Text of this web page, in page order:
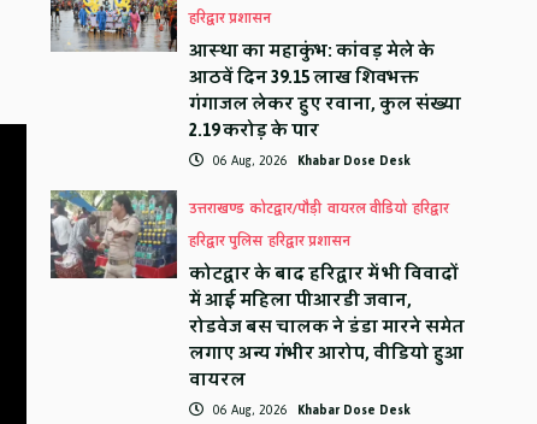
हरिद्वार प्रशासन
आस्था का महाकुंभ: कांवड़ मेले के
आठवें दिन 39.15 लाख शिवभक्त
गंगाजल लेकर हुए रवाना, कुल संख्या
2.19 करोड़ के पार
06 Aug, 2026 Khabar Dose Desk
उत्तराखण्ड कोटद्वार/पौड़ी वायरल वीडियो हरिद्वार
हरिद्वार पुलिस हरिद्वार प्रशासन
कोटद्वार के बाद हरिद्वार में भी विवादों
में आई महिला पीआरडी जवान,
रोडवेज बस चालक ने डंडा मारने समेत
लगाए अन्य गंभीर आरोप, वीडियो हुआ
वायरल
06 Aug, 2026 Khabar Dose Desk